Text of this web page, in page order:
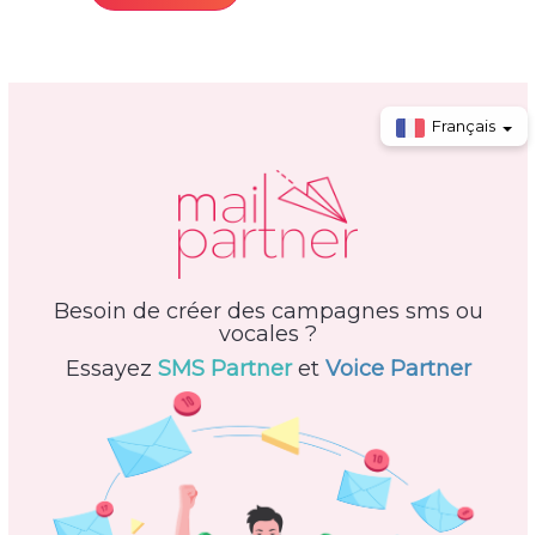
Français
Besoin de créer des campagnes sms ou
vocales ?
Essayez SMS Partneret Voice Partner